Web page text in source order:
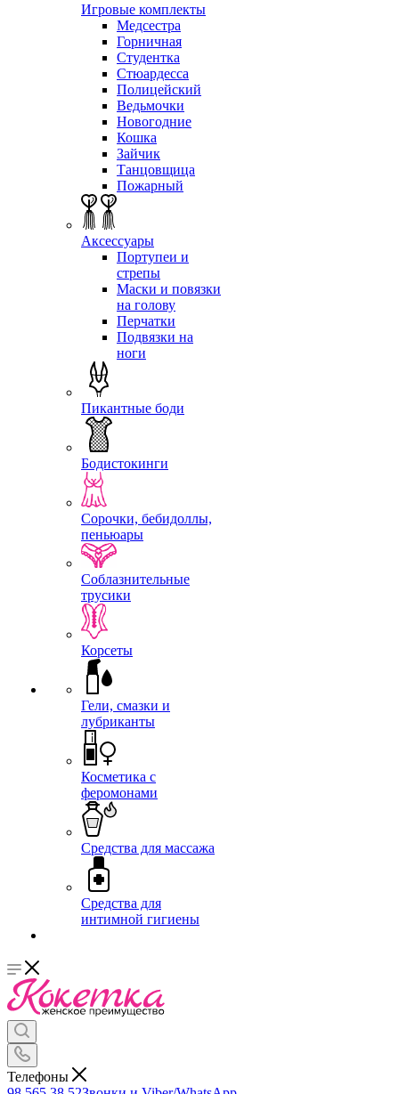
Игровые комплекты
Медсестра
Горничная
Студентка
Стюардесса
Полицейский
Ведьмочки
Новогодние
Кошка
Зайчик
Танцовщица
Пожарный
Аксессуары
Портупеи и
стрепы
Маски и повязки
на голову
Перчатки
Подвязки на
ноги
Пикантные боди
Бодистокинги
Сорочки, бебидоллы,
пеньюары
Соблазнительные
трусики
Корсеты
Гели, смазки и
лубриканты
Косметика с
феромонами
Средства для массажа
Средства для
интимной гигиены
Телефоны